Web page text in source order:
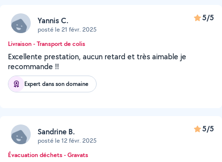
Yannis C.
posté le 21 févr. 2025
5/5
Livraison - Transport de colis
Excellente prestation, aucun retard et très aimable je
recommande !!
Expert dans son domaine
Sandrine B.
posté le 12 févr. 2025
5/5
Évacuation déchets - Gravats